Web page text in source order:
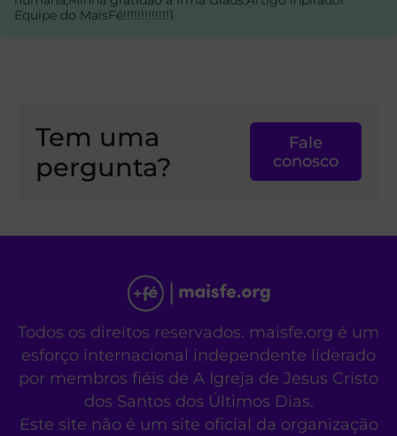
Equipe do MaisFé!!!!!!!!!!!!!1
Tem uma
pergunta?
Fale
conosco
Todos os direitos reservados. maisfe.org é um
esforço internacional independente liderado
por membros fiéis de A Igreja de Jesus Cristo
dos Santos dos Últimos Dias.
Este site não é um site oficial da organização